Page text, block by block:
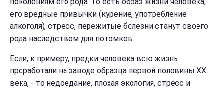
поколениям его рода. То есть образ жизни человека,
его вредные привычки (курение, употребление
алкоголя), стресс, пережитые болезни станут своего
рода наследством для потомков.
Если, к примеру, предки человека всю жизнь
проработали на заводе образца первой половины XX
века, - то недоедание, плохая экология, стресс и